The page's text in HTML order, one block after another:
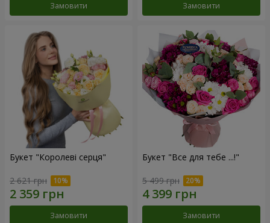
Замовити Замовити
Букет "Королеві серця"
2 621 грн
Замовити
Букет "Все для тебе ...!"
5 499 грн
Замовити